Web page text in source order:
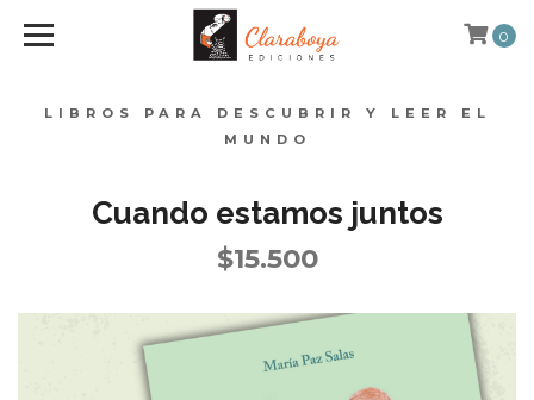
LIBROS PARA DESCUBRIR Y LEER EL
MUNDO
0
Cuando estamos juntos
$15.500